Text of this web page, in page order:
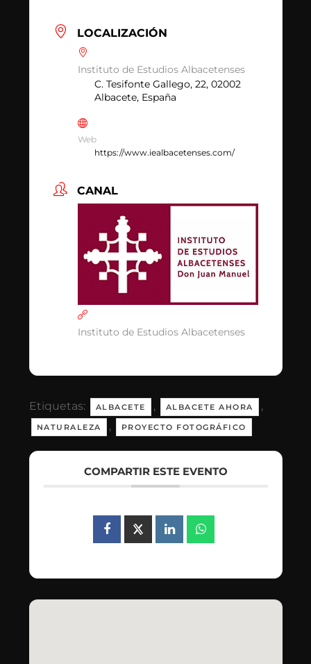
LOCALIZACIÓN
Instituto de Estudios Albacetenses
C. Tesifonte Gallego, 22, 02002
Albacete, España
Web
https://www.iealbacetenses.com/
CANAL
Instituto de Estudios Albacetenses
Etiquetas: ALBACETE , ALBACETE AHORA ,
NATURALEZA , PROYECTO FOTOGRÁFICO
COMPARTIR ESTE EVENTO